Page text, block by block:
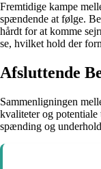
Fremtidige kampe
spændende at følge.
hårdt for at komme
se, hvilket hold der
Afsluttende
Sammenligningen
kvaliteter og potentiale
spænding og